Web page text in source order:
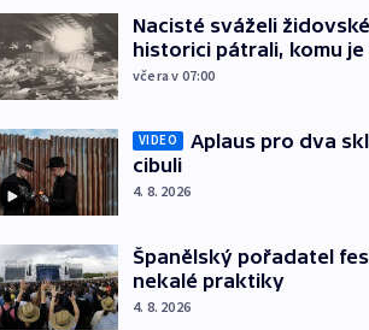
Nacisté sváželi
historici pátrali, komu je
včera v 07:00
VIDEO
Aplaus pro dva
cibuli
4. 8. 2026
Španělský pořadatel
nekalé praktiky
4. 8. 2026